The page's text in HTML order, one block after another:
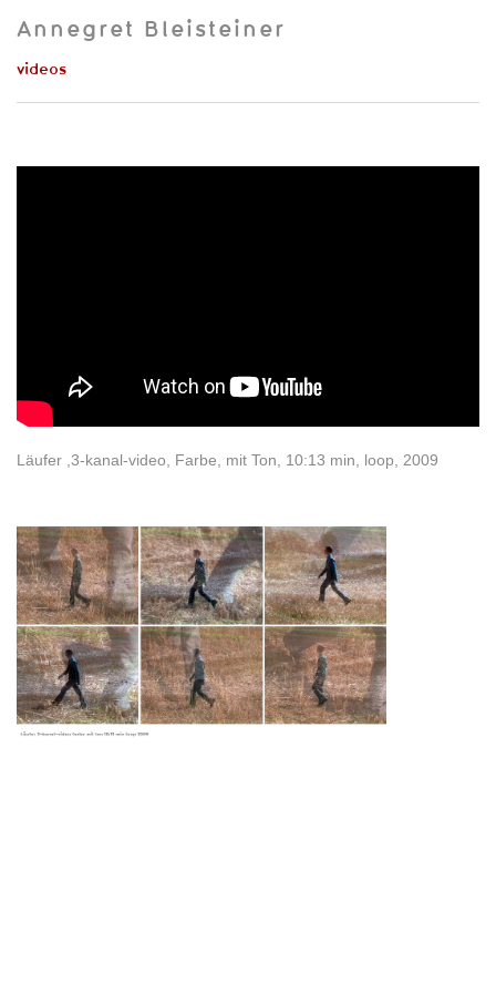
Annegret Bleisteiner
videos
Läufer ,3-kanal-video, Farbe, mit Ton, 10:13 min, loop, 2009